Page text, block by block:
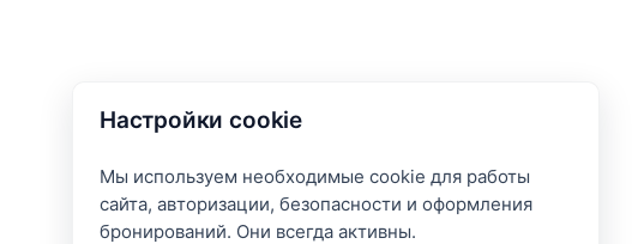
Настройки cookie
Мы используем необходимые cookie для работы
сайта, авторизации, безопасности и оформления
бронирований. Они всегда активны.